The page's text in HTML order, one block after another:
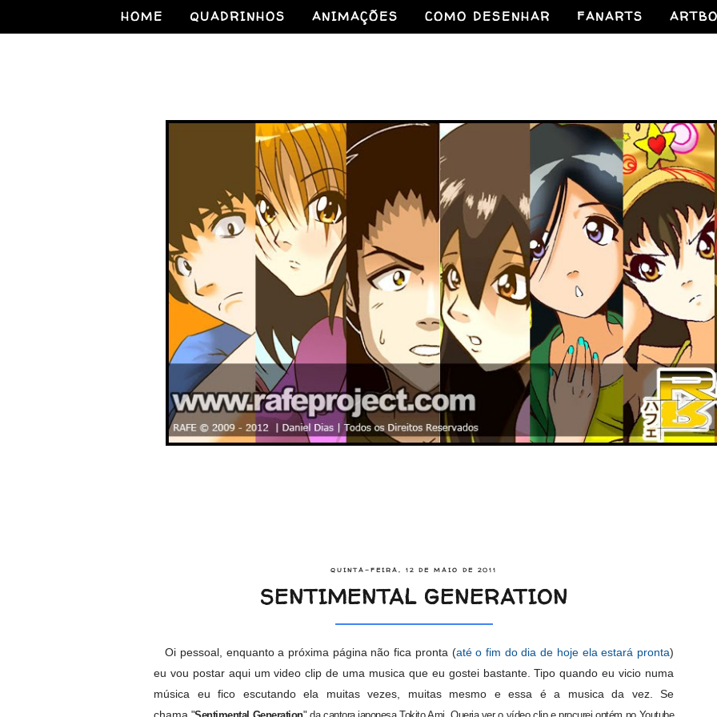
HOME QUADRINHOS ANIMAÇÕES COMO DESENHAR FANARTS
QUINTA-FEIRA, 12 DE MAIO DE 2011
SENTIMENTAL GENERATION
Oi pessoal, enquanto a próxima página não fica pronta (até o fim do dia de hoje ela estará pronta)
eu vou postar aqui um video clip de uma musica que eu gostei bastante. Tipo quando eu vicio numa
música eu fico escutando ela muitas vezes, muitas mesmo e essa é a musica da vez. Se